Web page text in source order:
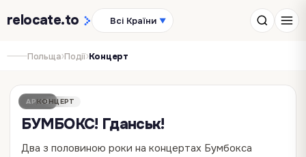
relocate.to Всі Країни ▼
Польща›Події›Концерт
АРХІВКОНЦЕРТ
БУМБОКС! Гданськ!
Два з половиною роки на концертах Бумбокса